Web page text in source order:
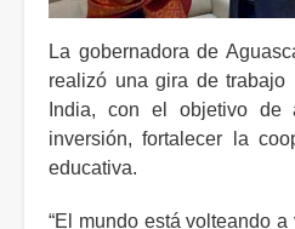
La gobernadora de
realizó una gira de
India, con el objetivo de
inversión, fortalecer la
educativa.
“El mundo está volteando